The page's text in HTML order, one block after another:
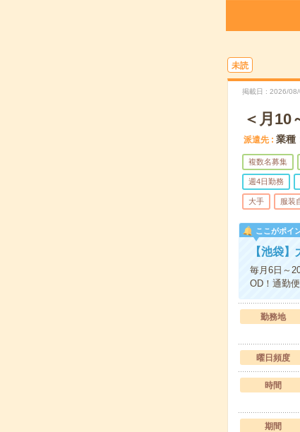
未読
掲載日 2026/08/
＜月10
派遣先 業種
複数名募集
週4日勤務
大手 服装
ここがポイ
【池袋
毎月6日～
OD！通勤
勤務地
曜日頻度
時間
期間